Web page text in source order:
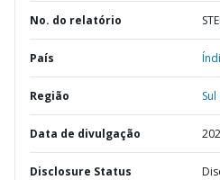
No. do relatório
País
Região
Data de divulgação
Disclosure Status